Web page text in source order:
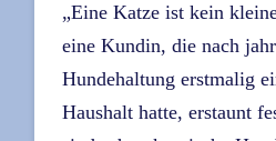
„Eine Katze ist kein
eine Kundin, die nach
Hundehaltung erstmalig
Haushalt hatte, erstaunt